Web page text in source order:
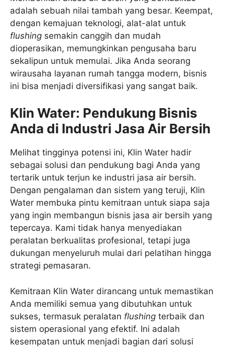
adalah sebuah nilai tambah yang besar. Keempat,
dengan kemajuan teknologi, alat-alat untuk
flushing semakin canggih dan mudah
dioperasikan, memungkinkan pengusaha baru
sekalipun untuk memulai. Jika Anda seorang
wirausaha layanan rumah tangga modern, bisnis
ini bisa menjadi diversifikasi yang sangat baik.
Klin Water: Pendukung Bisnis
Anda di Industri Jasa Air Bersih
Melihat tingginya potensi ini, Klin Water hadir
sebagai solusi dan pendukung bagi Anda yang
tertarik untuk terjun ke industri jasa air bersih.
Dengan pengalaman dan sistem yang teruji, Klin
Water membuka pintu kemitraan untuk siapa saja
yang ingin membangun bisnis jasa air bersih yang
tepercaya. Kami tidak hanya menyediakan
peralatan berkualitas profesional, tetapi juga
dukungan menyeluruh mulai dari pelatihan hingga
strategi pemasaran.
Kemitraan Klin Water dirancang untuk memastikan
Anda memiliki semua yang dibutuhkan untuk
sukses, termasuk peralatan flushing terbaik dan
sistem operasional yang efektif. Ini adalah
kesempatan untuk menjadi bagian dari solusi